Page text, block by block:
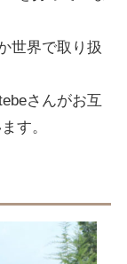
世界で取り扱
さんがお互
す。